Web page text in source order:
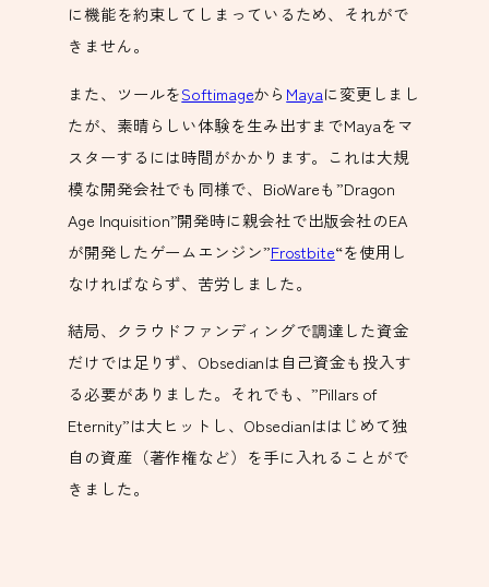
に機能を約束してしまっているため、それがで
きません。
また、ツールをSoftimageから Mayaに変更しまし
たが、素晴らしい体験を生み出すまでMayaをマ
スターするには時間がかかります。これは大規
模な開発会社でも同様で、BioWareも”Dragon
Age Inquisition”開発時に親会社で出版会社のEA
が開発したゲームエンジン”Frostbite“を使用し
なければならず、苦労しました。
結局、クラウドファンディングで調達した資金
だけでは足りず、Obsedianは自己資金も投入す
る必要がありました。それでも、”Pillars of
Eternity”は大ヒットし、Obsedianははじめて独
自の資産（著作権など）を手に入れることがで
きました。